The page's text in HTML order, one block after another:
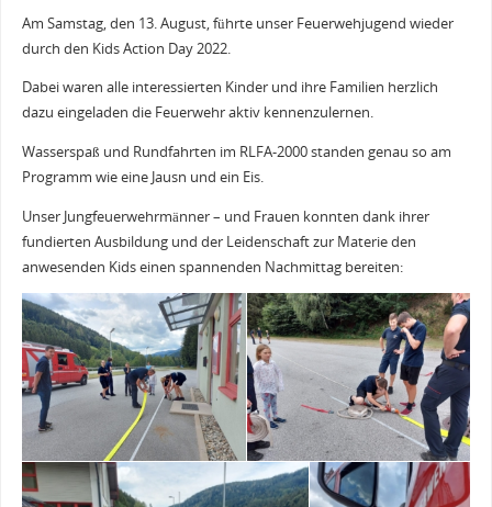
Am Samstag, den 13. August, führte unser Feuerwehjugend wieder
durch den Kids Action Day 2022.
Dabei waren alle interessierten Kinder und ihre Familien herzlich
dazu eingeladen die Feuerwehr aktiv kennenzulernen.
Wasserspaß und Rundfahrten im RLFA-2000 standen genau so am
Programm wie eine Jausn und ein Eis.
Unser Jungfeuerwehrmänner – und Frauen konnten dank ihrer
fundierten Ausbildung und der Leidenschaft zur Materie den
anwesenden Kids einen spannenden Nachmittag bereiten: